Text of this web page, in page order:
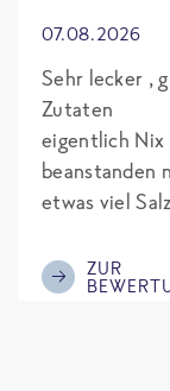
07.08.2026
Sehr lecker ,
Zutaten
eigentlich Nix
beanstanden
etwas viel
ZUR